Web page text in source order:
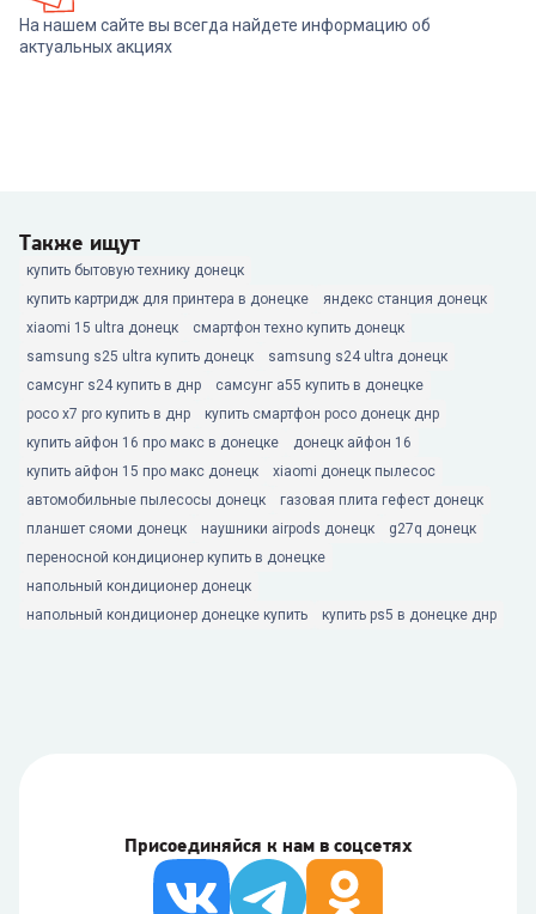
На нашем сайте вы всегда найдете информацию об
актуальных акциях
Также ищут
купить бытовую технику донецк
купить картридж для принтера в донецке
яндекс станция донецк
xiaomi 15 ultra донецк
смартфон техно купить донецк
samsung s25 ultra купить донецк
samsung s24 ultra донецк
самсунг s24 купить в днр
самсунг а55 купить в донецке
poco x7 pro купить в днр
купить смартфон poco донецк днр
купить айфон 16 про макс в донецке
донецк айфон 16
купить айфон 15 про макс донецк
xiaomi донецк пылесос
автомобильные пылесосы донецк
газовая плита гефест донецк
планшет сяоми донецк
наушники airpods донецк
g27q донецк
переносной кондиционер купить в донецке
напольный кондиционер донецк
напольный кондиционер донецке купить
купить ps5 в донецке днр
Присоединяйся к нам в соцсетях